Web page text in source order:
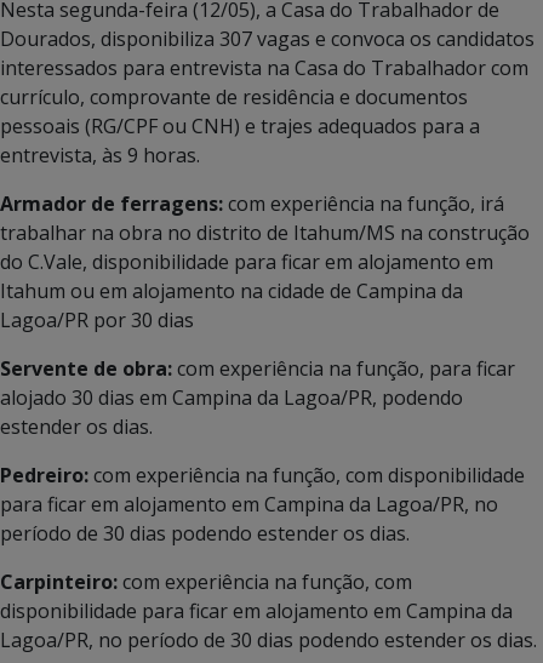
Nesta segunda-feira (12/05), a Casa do Trabalhador de
Dourados, disponibiliza 307 vagas e convoca os candidatos
interessados para entrevista na Casa do Trabalhador com
currículo, comprovante de residência e documentos
pessoais (RG/CPF ou CNH) e trajes adequados para a
entrevista, às 9 horas.
Armador de ferragens:com experiência na função, irá
trabalhar na obra no distrito de Itahum/MS na construção
do C.Vale, disponibilidade para ficar em alojamento em
Itahum ou em alojamento na cidade de Campina da
Lagoa/PR por 30 dias
Servente de obra:com experiência na função, para ficar
alojado 30 dias em Campina da Lagoa/PR, podendo
estender os dias.
Pedreiro:com experiência na função, com disponibilidade
para ficar em alojamento em Campina da Lagoa/PR, no
período de 30 dias podendo estender os dias.
Carpinteiro:com experiência na função, com
disponibilidade para ficar em alojamento em Campina da
Lagoa/PR, no período de 30 dias podendo estender os dias.